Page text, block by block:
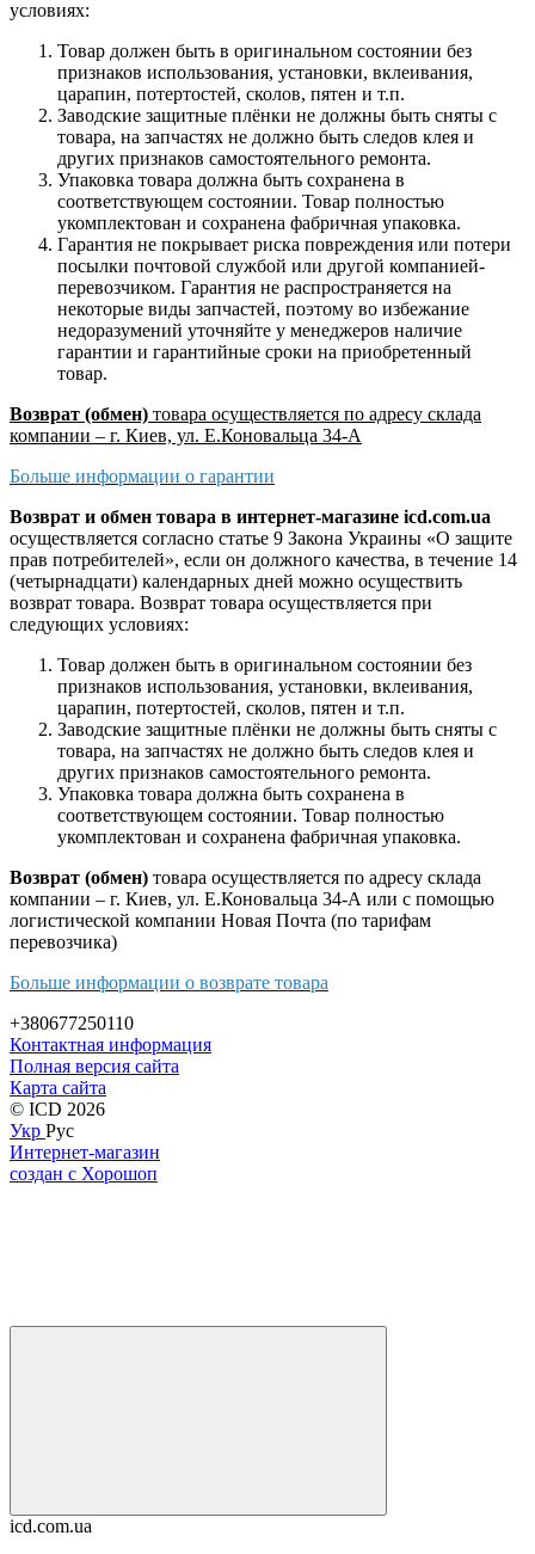
условиях:
Товар должен быть в оригинальном состоянии без
признаков использования, установки, вклеивания,
царапин, потертостей, сколов, пятен и т.п.
Заводские защитные плёнки не должны быть сняты с
товара, на запчастях не должно быть следов клея и
других признаков самостоятельного ремонта.
Упаковка товара должна быть сохранена в
соответствующем состоянии. Товар полностью
укомплектован и сохранена фабричная упаковка.
Гарантия не покрывает риска повреждения или потери
посылки почтовой службой или другой компанией-
перевозчиком. Гарантия не распространяется на
некоторые виды запчастей, поэтому во избежание
недоразумений уточняйте у менеджеров наличие
гарантии и гарантийные сроки на приобретенный
товар.
Возврат (обмен) товара осуществляется по адресу склада
компании – г. Киев, ул. Е.Коновальца 34-А
Больше информации о гарантии
Возврат и обмен товара в интернет-магазине icd.com.ua
осуществляется согласно статье 9 Закона Украины «О защите
прав потребителей», если он должного качества, в течение 14
(четырнадцати) календарных дней можно осуществить
возврат товара. Возврат товара осуществляется при
следующих условиях:
Товар должен быть в оригинальном состоянии без
признаков использования, установки, вклеивания,
царапин, потертостей, сколов, пятен и т.п.
Заводские защитные плёнки не должны быть сняты с
товара, на запчастях не должно быть следов клея и
других признаков самостоятельного ремонта.
Упаковка товара должна быть сохранена в
соответствующем состоянии. Товар полностью
укомплектован и сохранена фабричная упаковка.
Возврат (обмен) товара осуществляется по адресу склада
компании – г. Киев, ул. Е.Коновальца 34-А или с помощью
логистической компании Новая Почта (по тарифам
перевозчика)
Больше информации о возврате товара
+380677250110
Контактная информация
Полная версия сайта
Карта сайта
© ICD 2026
Укр Рус
Интернет-магазин
создан с Хорошоп
icd.com.ua